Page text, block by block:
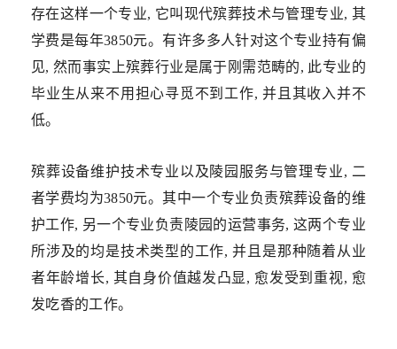
存在这样一个专业, 它叫现代殡葬技术与管理专业, 其
学费是每年3850元。有许多多人针对这个专业持有偏
见, 然而事实上殡葬行业是属于刚需范畴的, 此专业的
毕业生从来不用担心寻觅不到工作, 并且其收入并不
低。
殡葬设备维护技术专业以及陵园服务与管理专业, 二
者学费均为3850元。其中一个专业负责殡葬设备的维
护工作, 另一个专业负责陵园的运营事务, 这两个专业
所涉及的均是技术类型的工作, 并且是那种随着从业
者年龄增长, 其自身价值越发凸显, 愈发受到重视, 愈
发吃香的工作。